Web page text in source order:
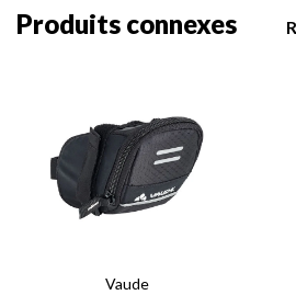
Produits connexes
Vaude